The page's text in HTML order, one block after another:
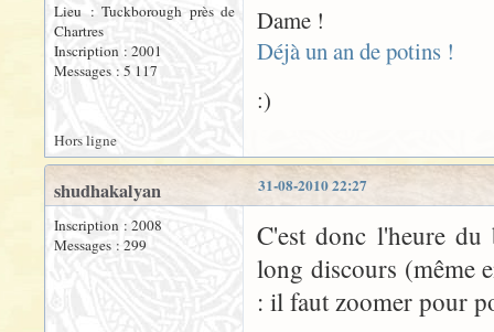
Lieu : Tuckborough près de
Chartres
Inscription : 2001
Messages : 5 117
Dame !
Déjà un an de potins !
:)
Hors ligne
31-08-2010 22:27
shudhakalyan
Inscription : 2008
Messages : 299
C'est donc l'heure
long discours (même
: il faut zoomer pour